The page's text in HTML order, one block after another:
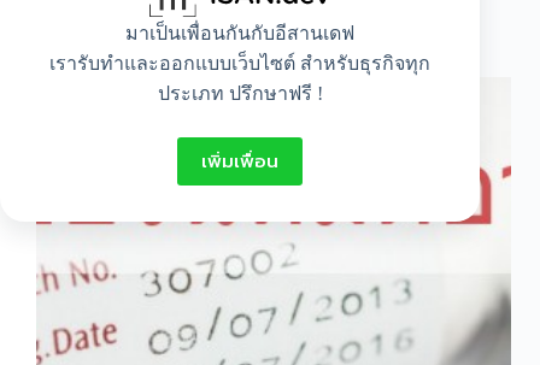
มาเป็นเพื่อนกันกับอีสานเดฟ
เรารับทำและออกแบบเว็บไซต์ สำหรับธุรกิจทุก
ประเภท ปรึกษาฟรี !
เพิ่มเพื่อน
ตัวย่อวันหมดอายุ